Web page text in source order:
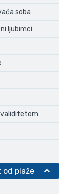
soba
ljubimci
od plaže